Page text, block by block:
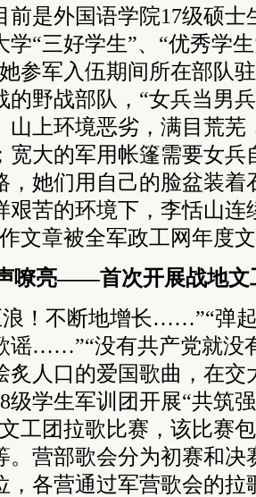
前是外国语学院17级硕士
学“三好学生”、“优秀学
参军入伍期间所在部队
的野战部队，“女兵当男
山上环境恶劣，满目荒芜
宽大的军用帐篷需要女兵
，她们用自己的脸盆装着
苦的环境下，李恬山连
文章被全军政工网年度
嘹亮——首次开展战地文
浪！不断地增长……”“弹
谣……”“没有共产党就没
炙人口的爱国歌曲，在交
级学生军训团开展“共筑
工团拉歌比赛，该比赛
。营部歌会分为初赛和决
，各营通过军营歌会的拉